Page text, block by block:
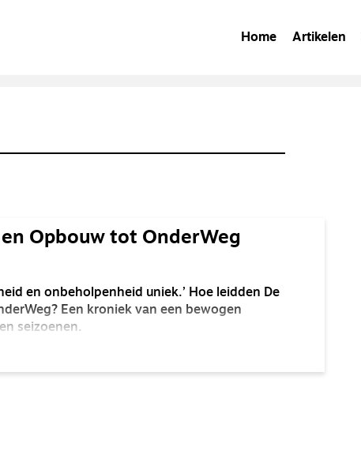
Home Artikelen
Opbouw tot OnderWeg
en onbeholpenheid uniek.’ Hoe leidden De
Een kroniek van een bewogen
seizoenen.